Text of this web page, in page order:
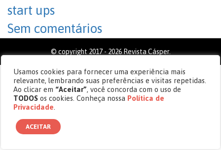
start ups
Sem comentários
© copyright 2017 - 2026 Revista Cásper.
Usamos cookies para fornecer uma experiência mais
relevante, lembrando suas preferências e visitas repetidas.
Ao clicar em “Aceitar”, você concorda com o uso de
TODOS os cookies. Conheça nossa Política de
Privacidade
ACEITAR